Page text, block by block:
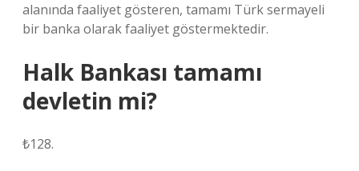
alanında faaliyet gösteren, tamamı Türk sermayeli
bir banka olarak faaliyet göstermektedir.
Halk Bankası tamamı
devletin mi?
₺128.